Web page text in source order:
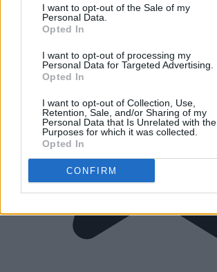
I want to opt-out of the Sale of my
Personal Data.
Opted In
I want to opt-out of processing my
Personal Data for Targeted Advertising.
Opted In
I want to opt-out of Collection, Use,
Retention, Sale, and/or Sharing of my
Personal Data that Is Unrelated with the
Purposes for which it was collected.
Opted In
CONFIRM